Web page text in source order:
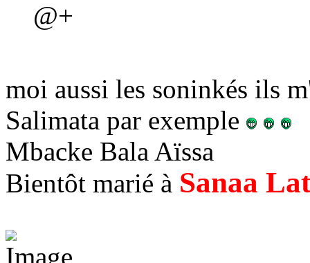
@+
moi aussi les soninkés ils
Salimata par exemple
Mbacke Bala Aïssa
Bientôt marié à Sanaa